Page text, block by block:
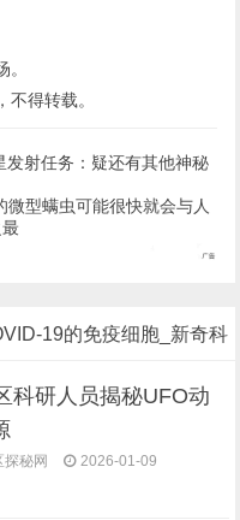
得转载。
发射任务：疑还有其他神秘
型螨虫可能很快就会与人
19的免疫细胞_新奇科
科研人员揭秘UFO动
探秘网 2026-01-09